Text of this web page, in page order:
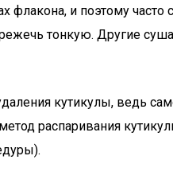
и поэтому
тонкую. Другие
кутикулы, ведь
распаривания